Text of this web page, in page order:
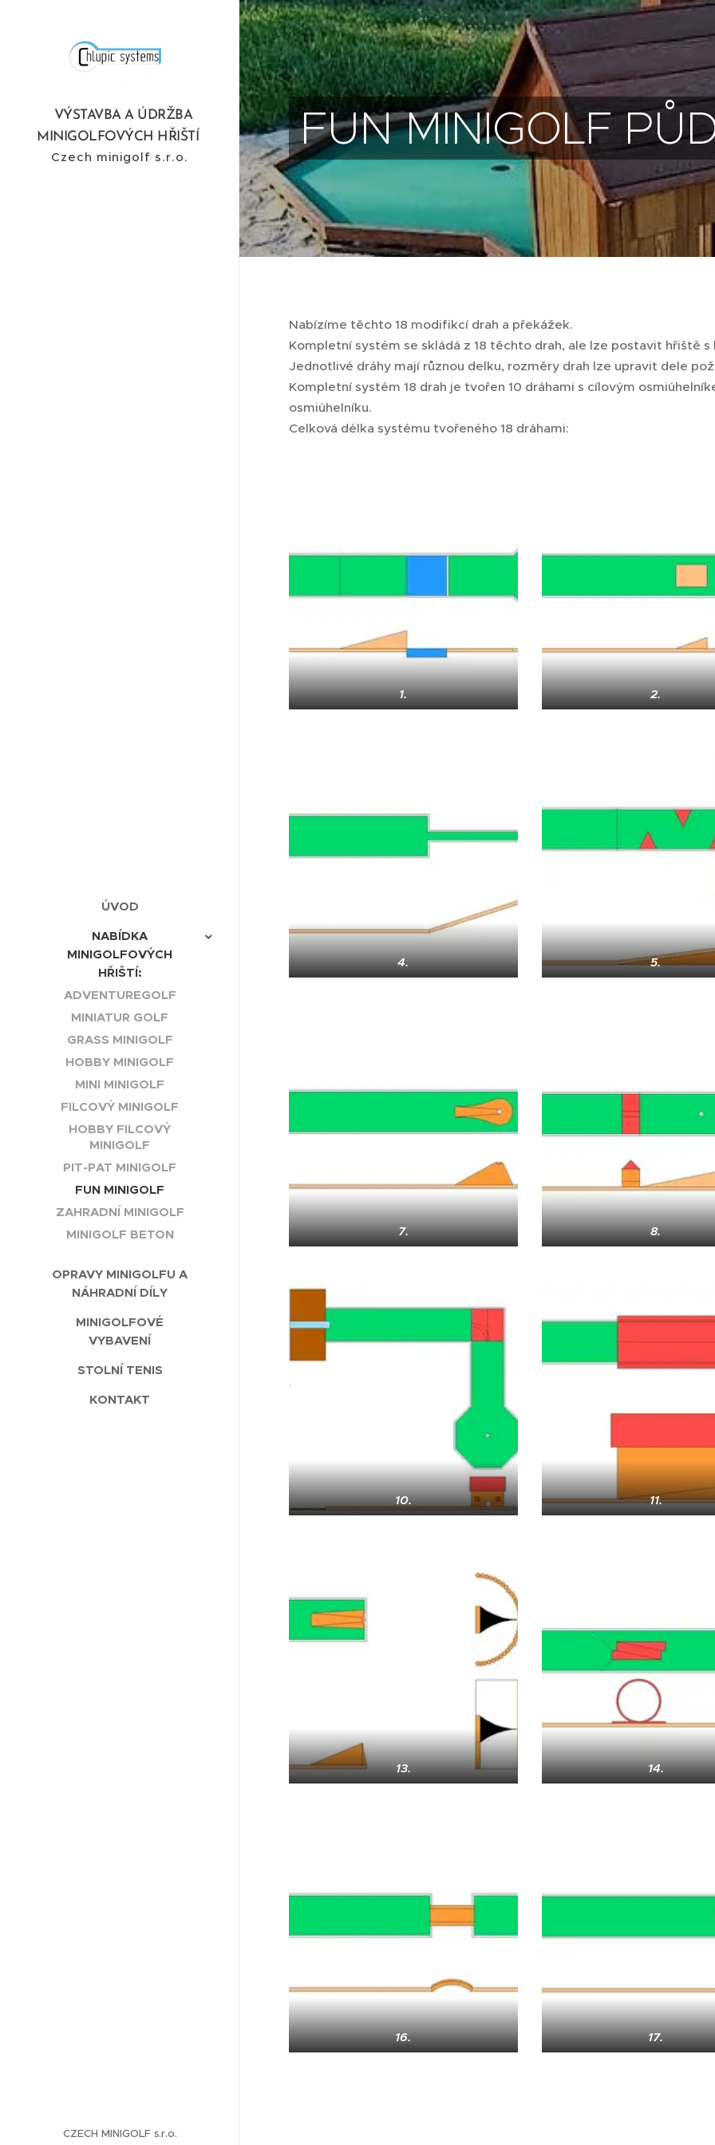
VÝSTAVBA A ÚDRŽBA
MINIGOLFOVÝCH HŘIŠTÍ
Czech minigolf s.r.o.
ÚVOD
NABÍDKA
MINIGOLFOVÝCH
HŘIŠTÍ:
ADVENTUREGOLF
MINIATUR GOLF
GRASS MINIGOLF
HOBBY MINIGOLF
MINI MINIGOLF
FILCOVÝ MINIGOLF
HOBBY FILCOVÝ
MINIGOLF
PIT-PAT MINIGOLF
FUN MINIGOLF
ZAHRADNÍ MINIGOLF
MINIGOLF BETON
OPRAVY MINIGOLFU A
NÁHRADNÍ DÍLY
MINIGOLFOVÉ
VYBAVENÍ
STOLNÍ TENIS
KONTAKT
FUN MINIGOLF
Nabízíme těchto 18 modifikcí drah a překážek.
Kompletní systém se skládá z 18 těchto drah, ale lze postavit hřiště
Jednotlivé dráhy mají různou delku, rozměry drah lze upravit dele
Kompletní systém 18 drah je tvořen 10 dráhami s cílovým
osmiúhelníku.
Celková délka systému tvořeného 18 dráhami:
1. 2.
4. 5.
7. 8.
10. 11.
13. 14.
16. 17.
CZECH MINIGOLF s.r.o.